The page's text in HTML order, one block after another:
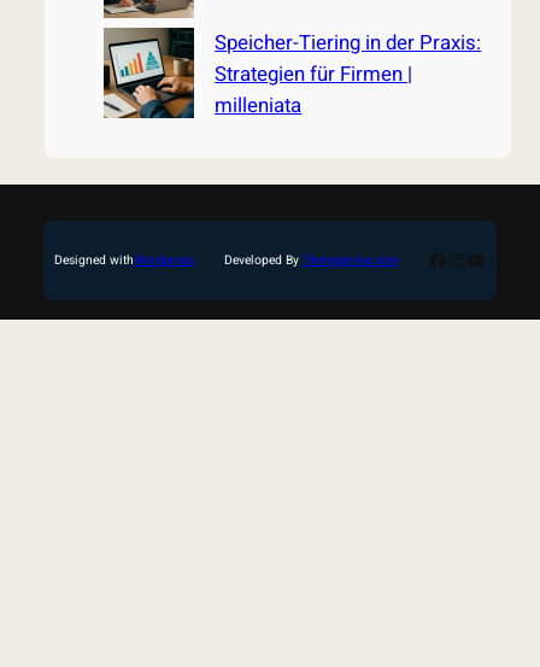
Speicher-Tiering in der Praxis:
Strategien für Firmen |
milleniata
Designed withWordpress Developed By Themegrove.com Facebook
Instagram